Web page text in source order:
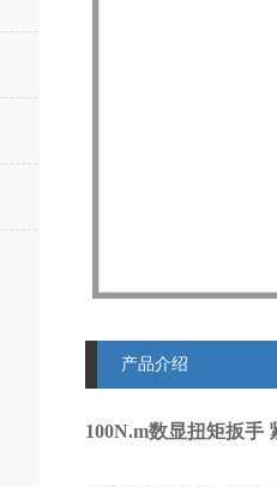
产品介绍
100N.m数显扭矩扳手